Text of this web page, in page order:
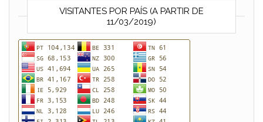
VISITANTES POR PAÍS (A PARTIR DE
11/03/2019)